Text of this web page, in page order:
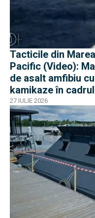
Tacticile din
Pacific (Video):
de asalt amfibiu
kamikaze în
27 IULIE 2026